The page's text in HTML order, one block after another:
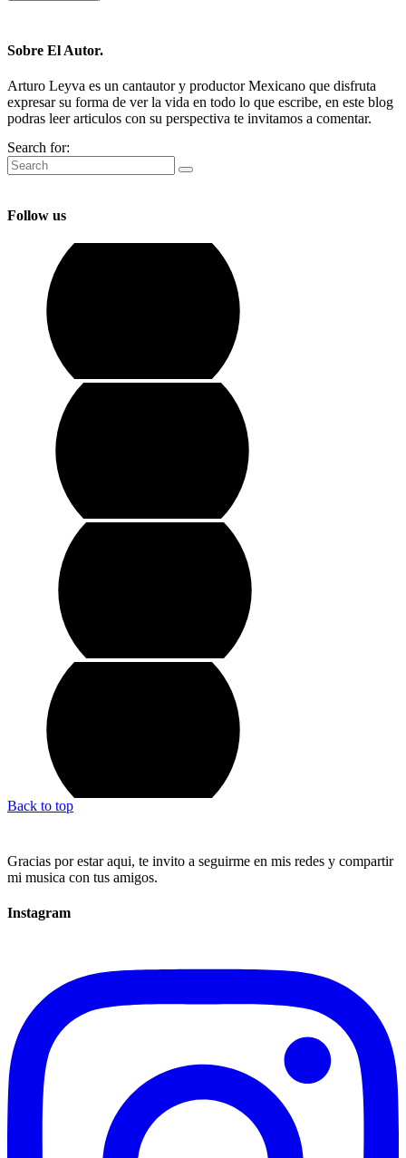
Sobre El Autor.
Arturo Leyva es un cantautor y productor Mexicano que disfruta
expresar su forma de ver la vida en todo lo que escribe, en este blog
podras leer articulos con su perspectiva te invitamos a comentar.
Search for:
Follow us
Back to top
Gracias por estar aqui, te invito a seguirme en mis redes y compartir
mi musica con tus amigos.
Instagram